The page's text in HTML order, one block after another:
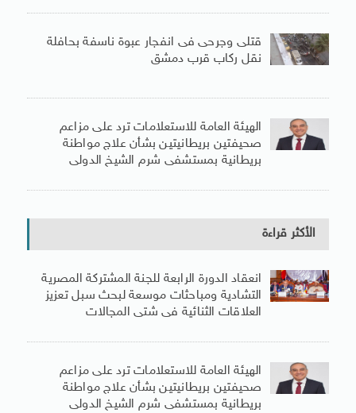
قتلى وجرحى فى انفجار عبوة ناسفة بحافلة
نقل ركاب قرب دمشق
الهيئة العامة للاستعلامات ترد على مزاعم
صحيفتين بريطانيتين بشأن علاج مواطنة
بريطانية بمستشفى شرم الشيخ الدولى
الأكثر قراءة
انعقاد الدورة الرابعة للجنة المشتركة المصرية
التشادية ومباحثات موسعة لبحث سبل تعزيز
العلاقات الثنائية فى شتى المجالات
الهيئة العامة للاستعلامات ترد على مزاعم
صحيفتين بريطانيتين بشأن علاج مواطنة
بريطانية بمستشفى شرم الشيخ الدولى